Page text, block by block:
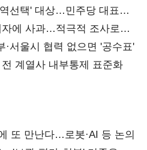
선택' 대상…민주당 대표로
에 사과…적극적 조사로
서울시 협력 없으면 '공수표'
계열사 내부통제 표준화
또 만난다…로봇·AI 등 논의